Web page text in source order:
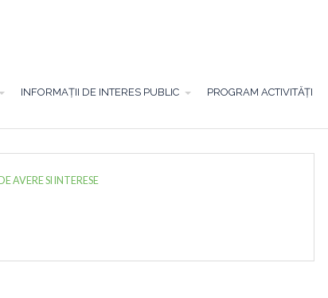
INFORMAȚII DE INTERES PUBLIC PROGRAM ACTIVITĂȚI
AVERE SI INTERESE